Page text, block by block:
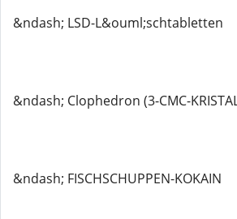
&ndash; LSD-L&ouml;schtabletten
&ndash; Clophedron (3-CMC-
&ndash; FISCHSCHUPPEN-KOKAIN